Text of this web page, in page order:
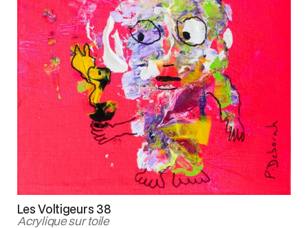
Les Voltigeurs 38
Acrylique sur toile